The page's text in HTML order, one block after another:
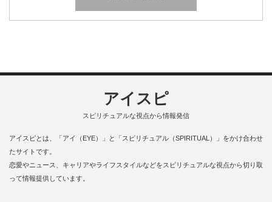
アイスピ
スピリチュアルな視点から情報発信
アイスピとは、「アイ（EYE）」と「スピリチュアル（SPIRITUAL）」をかけ合わせ
たサイトです。
恋愛やニュース、キャリアやライフスタイルなどをスピリチュアルな視点から切り取
って情報提供しています。